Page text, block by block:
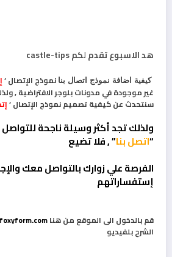
هد الاسبوع تقدم لكم castle-tips
كيفية اضافة نموذج اتصال بنا نموذج الإتصال ‘
غير موجودة في مدونات بلوجر الافتراضية ,
سنتحدث عن كيفية تصميم نموذج الإتصال ‘
ولذلك تجد أكثر وسيلة ناجحة
“اتصل بنا” , فلا تضيع
الفرصة علي زوارك بالتواصل معك
إستفساراتهم
قم بالدخول الى الموقع من هنا
الشرح بلفيديو